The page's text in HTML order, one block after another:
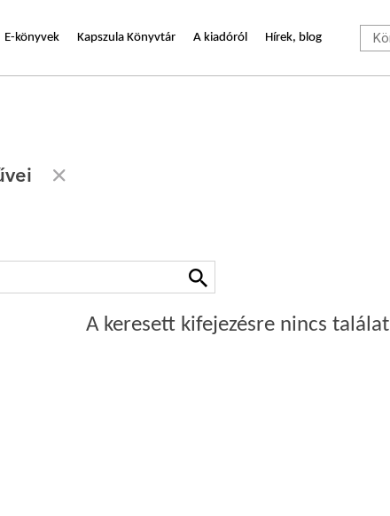
E-könyvek Kapszula Könyvtár A kiadóról Hírek, blog
A keresett kifejezésre nincs találat